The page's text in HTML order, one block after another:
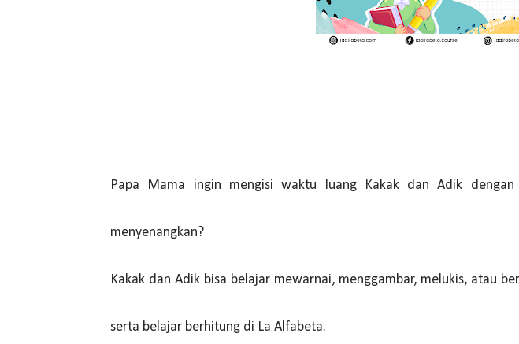
Papa Mama ingin mengisi waktu luang Kakak dan Adik dengan
menyenangkan?
Kakak dan Adik bisa belajar mewarnai, menggambar, melukis, atau
serta belajar berhitung di La Alfabeta.